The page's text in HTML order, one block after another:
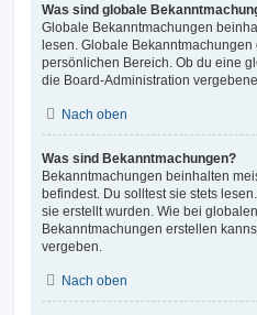
Was sind globale
Globale Bekanntmachungen
lesen. Globale
persönlichen Bereich. Ob du eine
die Board-Administration
Nach oben
Was sind Bekanntmachungen?
Bekanntmachungen beinhalten
befindest. Du solltest sie stets
sie erstellt wurden. Wie bei
Bekanntmachungen erstellen
vergeben.
Nach oben